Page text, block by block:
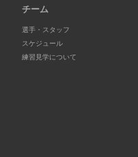
チーム
選手・スタッフ
スケジュール
練習見学について